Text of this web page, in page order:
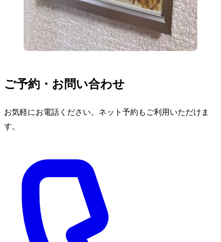
ご予約・お問い合わせ
お気軽にお電話ください。ネット予約もご利用いただけま
す。